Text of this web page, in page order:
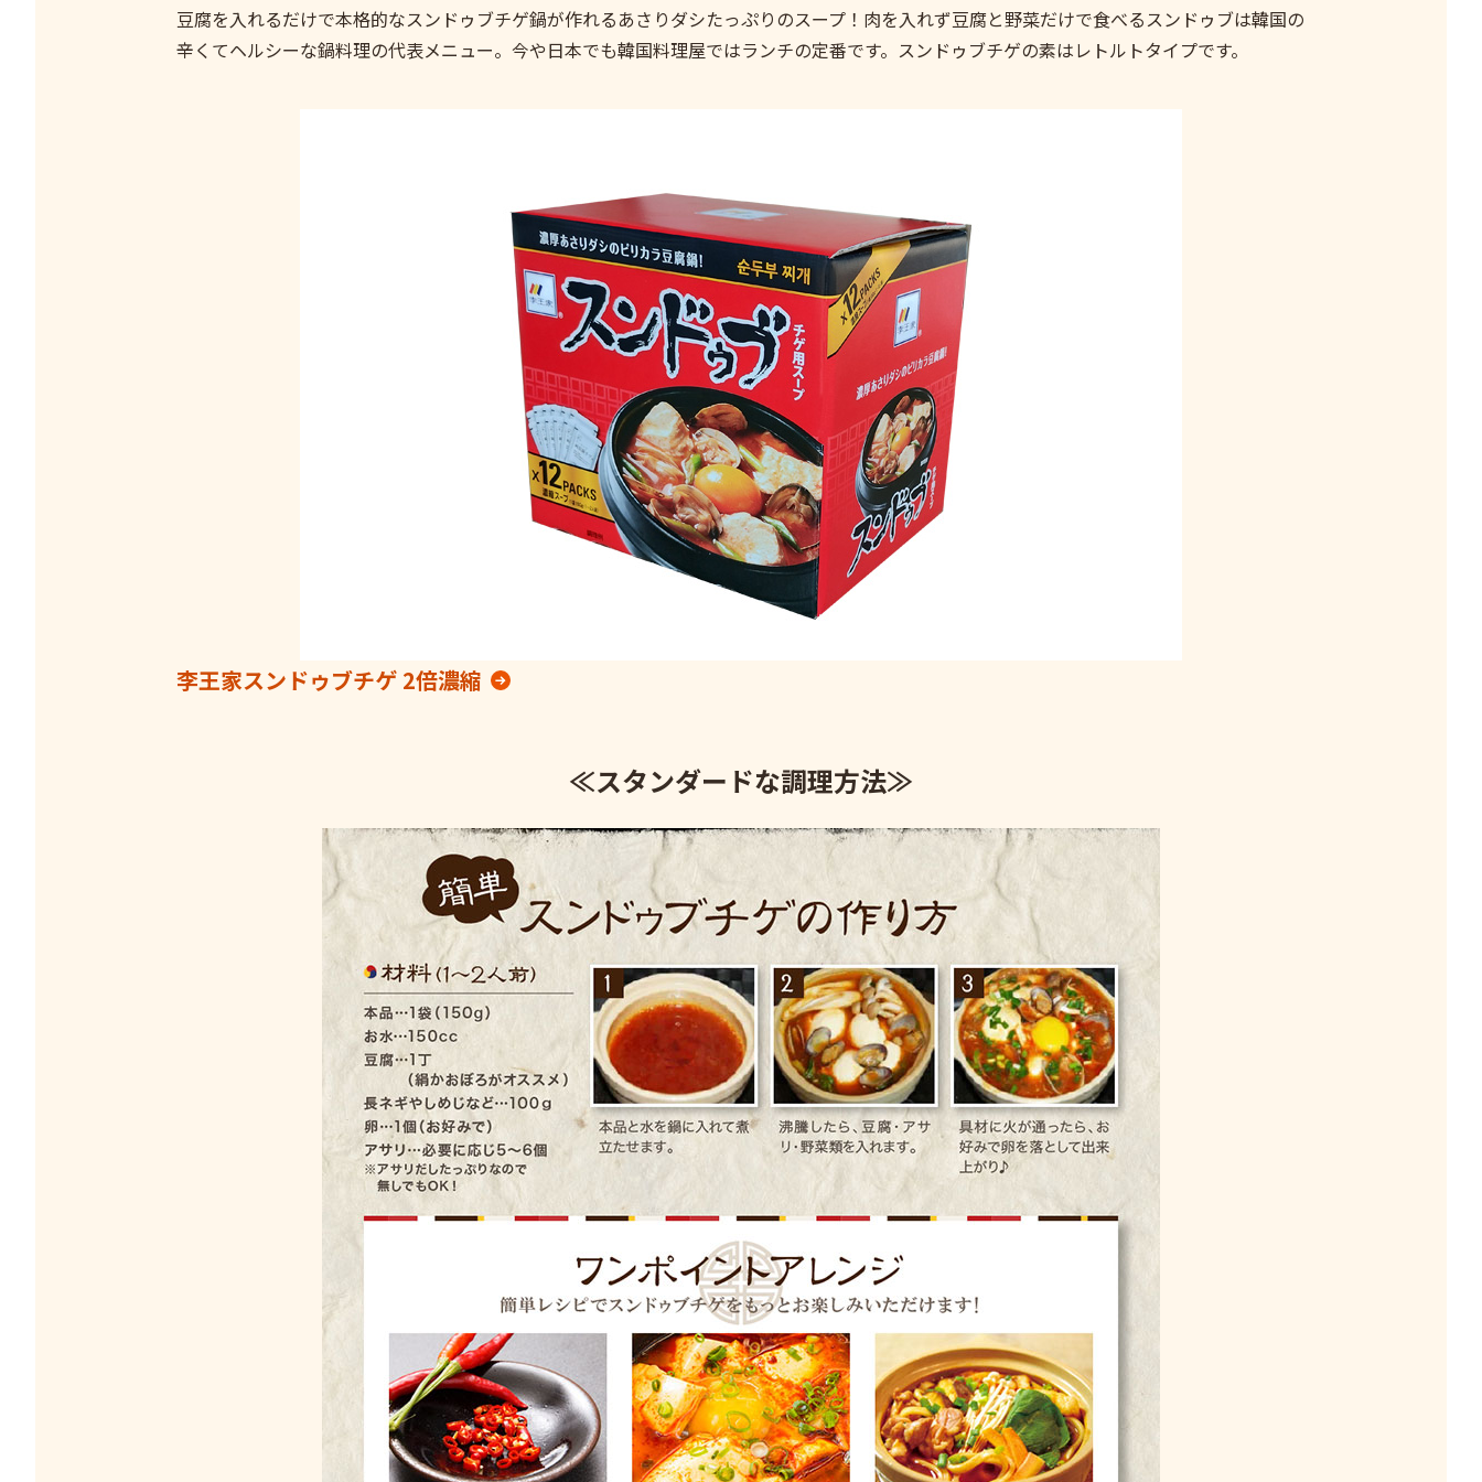
豆腐を入れるだけで本格的なスンドゥブチゲ鍋が作れるあさりダシたっぷりのスープ！肉を入れず豆腐と野菜だけで食べるスンドゥブは韓国の
辛くてヘルシーな鍋料理の代表メニュー。今や日本でも韓国料理屋ではランチの定番です。スンドゥブチゲの素はレトルトタイプです。
李王家スンドゥブチゲ 2倍濃縮
≪スタンダードな調理方法≫